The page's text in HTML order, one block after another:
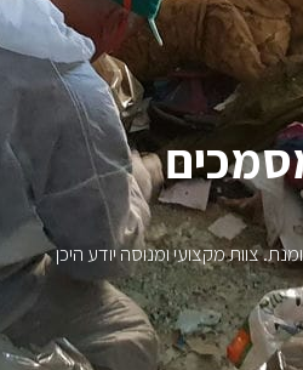
צוות מקצועי ומנוסה יודע היכן